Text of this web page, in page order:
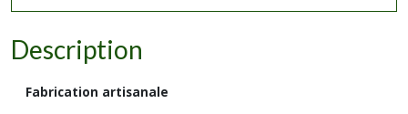
Description
Fabrication artisanale